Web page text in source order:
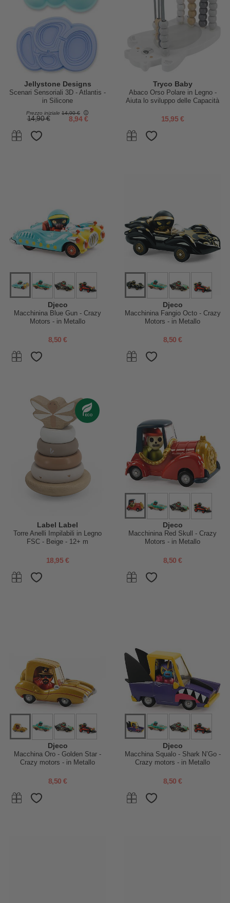
Jellystone Designs
Scenari Sensoriali 3D - Atlantis -
in Silicone
Prezzo iniziale 14,90 €
14,90 € 8,94 €
Tryco Baby
Abaco Orso Polare in Legno -
Aiuta lo sviluppo delle Capacità
15,95 €
Djeco
Macchinina Blue Gun - Crazy
Motors - in Metallo
8,50 €
Djeco
Macchinina Fangio Octo - Crazy
Motors - in Metallo
8,50 €
Label Label
Torre Anelli Impilabili in Legno
FSC - Beige - 12+ m
18,95 €
Djeco
Macchinina Red Skull - Crazy
Motors - in Metallo
8,50 €
Djeco
Macchina Oro - Golden Star -
Crazy motors - in Metallo
8,50 €
Djeco
Macchina Squalo - Shark N’Go -
Crazy motors - in Metallo
8,50 €